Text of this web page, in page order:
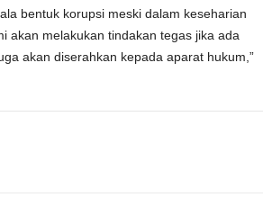
bentuk korupsi meski dalam keseharian
akan melakukan tindakan tegas jika ada
akan diserahkan kepada aparat hukum,”